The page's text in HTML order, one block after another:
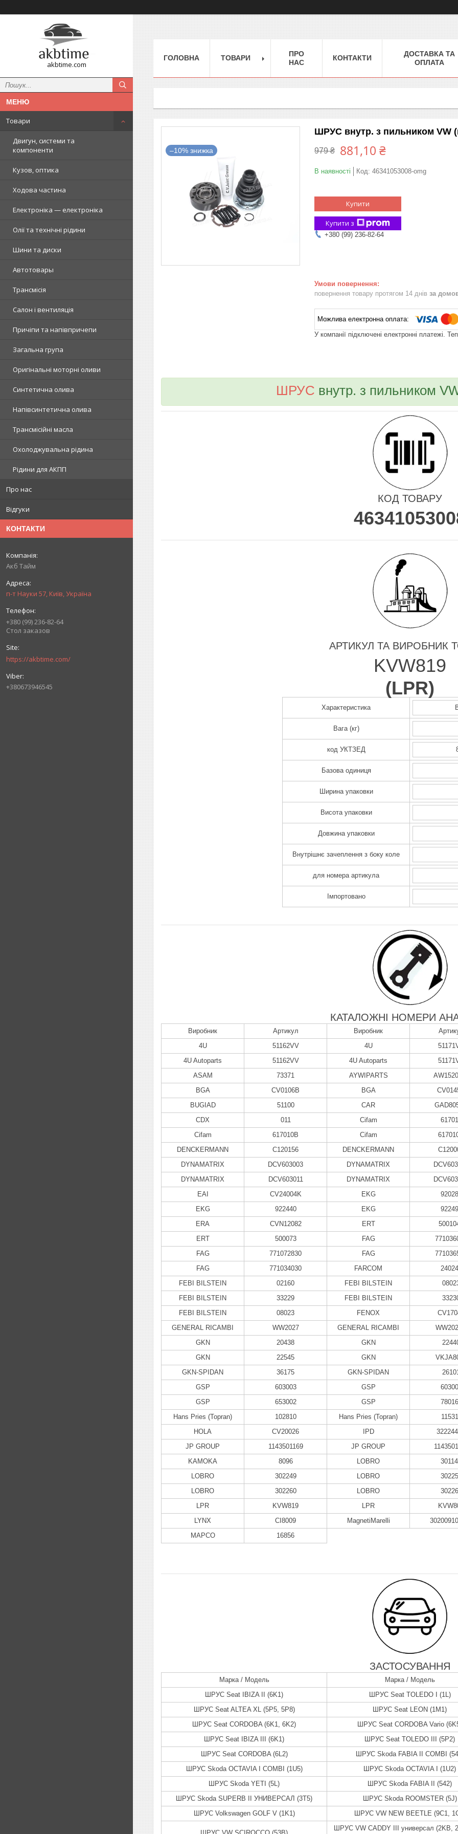
akbtime.com
Товари
Двигун, системи та
компоненти
Кузов, оптика
Ходова частина
Електроніка — електроніка
Олії та технічні рідини
Шини та диски
Автотовары
Трансмісія
Салон і вентиляція
Причіпи та напівпричепи
Загальна група
Оригінальні моторні оливи
Синтетична олива
Напівсинтетична олива
Трансмісійні масла
Охолоджувальна рідина
Рідини для АКПП
Про нас
Відгуки
КОНТАКТИ
Акб Тайм
п-т Науки 57, Київ, Україна
+380 (99) 236-82-64
Стол заказов
https://akbtime.com/
+380673946545
ГОЛОВНА ТОВАРИ
ПРО
НАС
КОНТАКТИ
ДОСТАВКА ТА
ОПЛАТА
–10%
ШРУС внутр. з пильником VW
979 ₴ 881,10 ₴
В наявності Код: 46341053008-omg
Купити
Купити з
+380 (99) 236-82-64
повернення товару протягом 14 днів за
У компанії підключені електронні платежі.
ШРУС внутр. з пильником
КОД ТОВАРУ
АРТИКУЛ ТА ВИРОБНИК
KVW819
(LPR)
Характеристика
Вага (кг)
код УКТЗЕД
Базова одиниця
Ширина упаковки
Висота упаковки
Довжина упаковки
Внутрішнє зачеплення з боку коле
для номера артикула
Імпортовано
КАТАЛОЖНІ НОМЕРИ
Виробник Артикул Виробник
4U
51162VV 4U
4U Autoparts
51162VV 4U Autoparts
ASAM
73371 AYWIPARTS
BGA
CV0106B BGA
BUGIAD
51100 CAR
CDX
011 Cifam
Cifam
617010B Cifam
DENCKERMANN
C120156 DENCKERMANN
DYNAMATRIX
DCV603003 DYNAMATRIX
DYNAMATRIX
DCV603011 DYNAMATRIX
EAI
CV24004K EKG
EKG
922440 EKG
ERA
CVN12082 ERT
ERT
500073 FAG
FAG
771072830 FAG
FAG
771034030 FARCOM
FEBI BILSTEIN
02160 FEBI BILSTEIN
FEBI BILSTEIN
33229 FEBI BILSTEIN
FEBI BILSTEIN
08023 FENOX
GENERAL RICAMBI
WW2027 GENERAL RICAMBI
GKN
20438 GKN
GKN
22545 GKN
GKN-SPIDAN
36175 GKN-SPIDAN
GSP
603003 GSP
GSP
653002 GSP
Hans Pries (Topran)
102810 Hans Pries (Topran)
HOLA
CV20026 IPD
JP GROUP
1143501169 JP GROUP
KAMOKA
8096 LOBRO
LOBRO
302249 LOBRO
LOBRO
302260 LOBRO
LPR
KVW819 LPR
LYNX
CI8009 MagnetiMarelli
MAPCO
16856
ЗАСТОСУВАННЯ
Марка / Модель Марка / Модель
ШРУС Seat IBIZA II (6K1)
ШРУС Seat TOLEDO I (1L)
ШРУС Seat ALTEA XL (5P5, 5P8)
ШРУС Seat LEON (1M1)
ШРУС Seat CORDOBA (6K1, 6K2)
ШРУС Seat CORDOBA Vario
ШРУС Seat IBIZA III (6K1)
ШРУС Seat TOLEDO III (5P2)
ШРУС Seat CORDOBA (6L2)
ШРУС Skoda FABIA II COMBI
ШРУС Skoda OCTAVIA I COMBI (1U5)
ШРУС Skoda OCTAVIA I (1U2)
ШРУС Skoda YETI (5L)
ШРУС Skoda FABIA II (542)
ШРУС Skoda SUPERB II УНИВЕРСАЛ (3T5)
ШРУС Skoda ROOMSTER (5J)
ШРУС Volkswagen GOLF V (1K1)
ШРУС VW NEW BEETLE (9C1,
ШРУС VW CADDY III универсал (2KB,